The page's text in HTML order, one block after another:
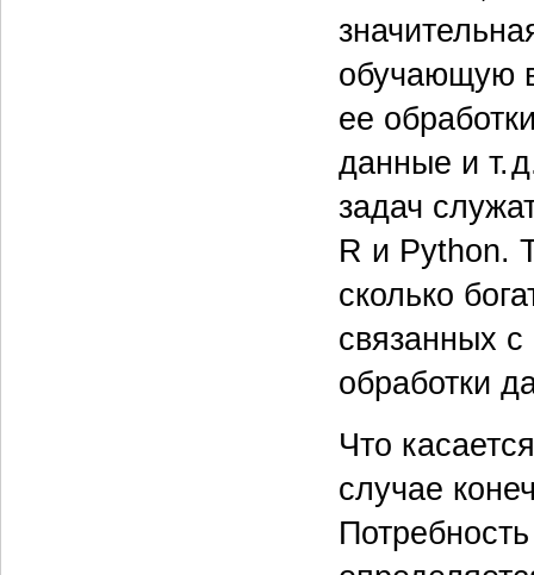
обучающую
ее
данные и т.
задач
R и Python.
сколько
связанных
обработки
Что
случае